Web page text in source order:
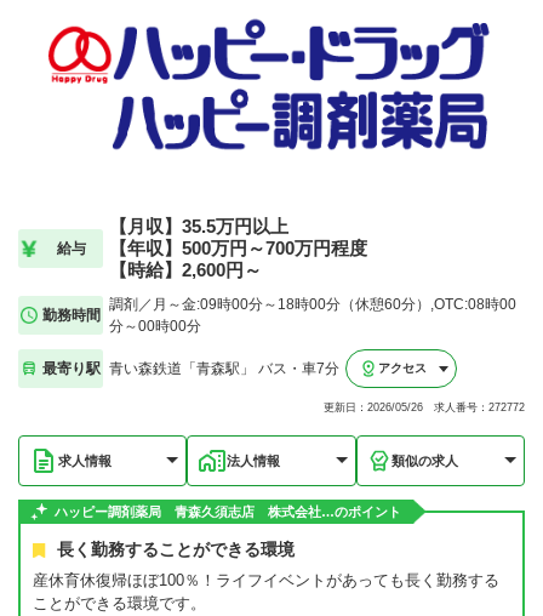
給与
【月収】35.5万円以上
【年収】500万円～700万円程度
【時給】2,600円～
勤務時間
調剤／月～金:09時00分～18時00分（休憩60分）,OTC:08時00
分～00時00分
最寄り駅 青い森鉄道「青森駅」 バス・車7分 アクセス
更新日：2026/05/26 求人番号：272772
求人情報 法人情報 類似の求人
ハッピー調剤薬局 青森久須志店 株式会社…のポイント
長く勤務することができる環境
産休育休復帰ほぼ100％！ライフイベントがあっても長く勤務する
ことができる環境です。